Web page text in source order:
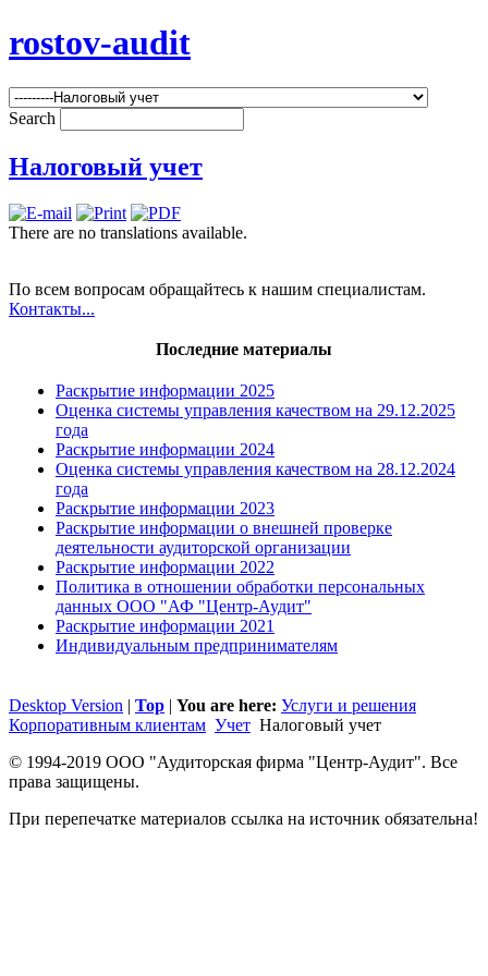
rostov-audit
Search
Налоговый учет
There are no translations available.
По всем вопросам обращайтесь к нашим специалистам.
Контакты...
Последние материалы
Раскрытие информации 2025
Оценка системы управления качеством на 29.12.2025
года
Раскрытие информации 2024
Оценка системы управления качеством на 28.12.2024
года
Раскрытие информации 2023
Раскрытие информации о внешней проверке
деятельности аудиторской организации
Раскрытие информации 2022
Политика в отношении обработки персональных
данных ООО "АФ "Центр-Аудит"
Раскрытие информации 2021
Индивидуальным предпринимателям
Desktop Version | Top | You are here: Услуги и решения
Корпоративным клиентам Учет Налоговый учет
© 1994-2019 ООО "Аудиторская фирма "Центр-Аудит". Все
права защищены.
При перепечатке материалов ссылка на источник обязательна!